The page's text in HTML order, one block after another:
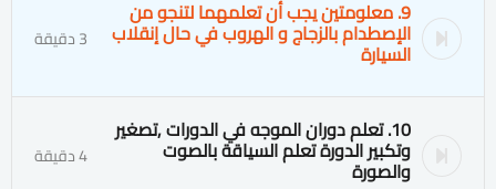
9. معلومتين يجب أن تعلمهما لتنجو من
الإصطدام بالزجاج و الهروب في حال إنقلاب
السيارة 3 دقيقة
10. تعلم دوران الموجه في الدورات ٫تصغير
وتكبير الدورة تعلم السياقة بالصوت
والصورة 4 دقيقة